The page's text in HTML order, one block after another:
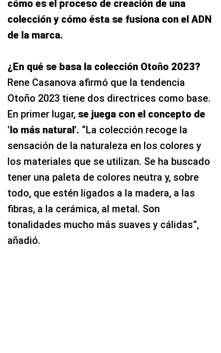
cómo es el proceso de creación de una
colección y cómo ésta se fusiona con el ADN
de la marca.
¿En qué se basa la colección Otoño 2023?
Rene Casanova afirmó que la tendencia
Otoño 2023 tiene dos directrices como base.
En primer lugar, se juega con el concepto de
‘lo más natural’. “La colección recoge la
sensación de la naturaleza en los colores y
los materiales que se utilizan. Se ha buscado
tener una paleta de colores neutra y, sobre
todo, que estén ligados a la madera, a las
fibras, a la cerámica, al metal. Son
tonalidades mucho más suaves y cálidas”,
añadió.